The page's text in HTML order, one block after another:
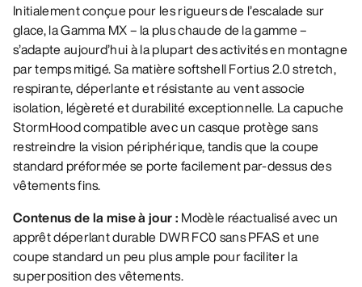
Initialement conçue pour les rigueurs de l’escalade sur
glace, la Gamma MX – la plus chaude de la gamme –
s’adapte aujourd’hui à la plupart des activités en montagne
par temps mitigé. Sa matière softshell Fortius 2.0 stretch,
respirante, déperlante et résistante au vent associe
isolation, légèreté et durabilité exceptionnelle. La capuche
StormHood compatible avec un casque protège sans
restreindre la vision périphérique, tandis que la coupe
standard préformée se porte facilement par-dessus des
vêtements fins.
Contenus de la mise à jour : Modèle réactualisé avec un
apprêt déperlant durable DWR FC0 sans PFAS et une
coupe standard un peu plus ample pour faciliter la
superposition des vêtements.